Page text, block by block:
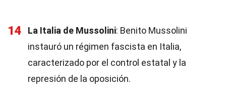
14 La Italia de Mussolini: Benito Mussolini
instauró un régimen fascista en Italia,
caracterizado por el control estatal y la
represión de la oposición.